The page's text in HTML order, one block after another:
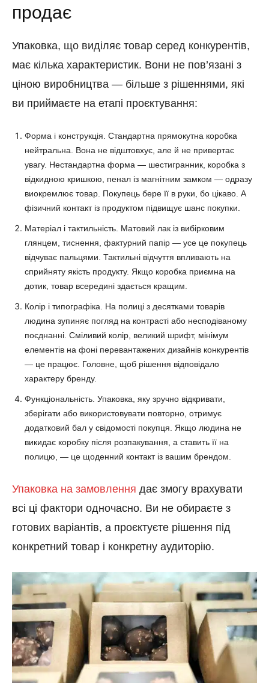
продає
Упаковка, що виділяє товар серед конкурентів,
має кілька характеристик. Вони не пов’язані з
ціною виробництва — більше з рішеннями, які
ви приймаєте на етапі проєктування:
Форма і конструкція. Стандартна прямокутна коробка
нейтральна. Вона не відштовхує, але й не привертає
увагу. Нестандартна форма — шестигранник, коробка з
відкидною кришкою, пенал із магнітним замком — одразу
виокремлює товар. Покупець бере її в руки, бо цікаво. А
фізичний контакт із продуктом підвищує шанс покупки.
Матеріал і тактильність. Матовий лак із вибірковим
глянцем, тиснення, фактурний папір — усе це покупець
відчуває пальцями. Тактильні відчуття впливають на
сприйняту якість продукту. Якщо коробка приємна на
дотик, товар всередині здається кращим.
Колір і типографіка. На полиці з десятками товарів
людина зупиняє погляд на контрасті або несподіваному
поєднанні. Сміливий колір, великий шрифт, мінімум
елементів на фоні перевантажених дизайнів конкурентів
— це працює. Головне, щоб рішення відповідало
характеру бренду.
Функціональність. Упаковка, яку зручно відкривати,
зберігати або використовувати повторно, отримує
додатковий бал у свідомості покупця. Якщо людина не
викидає коробку після розпакування, а ставить її на
полицю, — це щоденний контакт із вашим брендом.
Упаковка на замовлення дає змогу врахувати
всі ці фактори одночасно. Ви не обираєте з
готових варіантів, а проєктуєте рішення під
конкретний товар і конкретну аудиторію.